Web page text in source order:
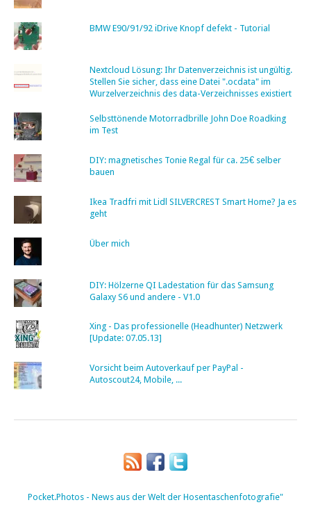
BMW E90/91/92 iDrive Knopf defekt - Tutorial
Nextcloud Lösung: Ihr Datenverzeichnis ist ungültig.
Stellen Sie sicher, dass eine Datei ".ocdata" im
Wurzelverzeichnis des data-Verzeichnisses existiert
Selbsttönende Motorradbrille John Doe Roadking
im Test
DIY: magnetisches Tonie Regal für ca. 25€ selber
bauen
Ikea Tradfri mit Lidl SILVERCREST Smart Home? Ja es
geht
Über mich
DIY: Hölzerne QI Ladestation für das Samsung
Galaxy S6 und andere - V1.0
Xing - Das professionelle (Headhunter) Netzwerk
[Update: 07.05.13]
Vorsicht beim Autoverkauf per PayPal -
Autoscout24, Mobile, ...
Pocket.Photos - News aus der Welt der Hosentaschenfotografie"